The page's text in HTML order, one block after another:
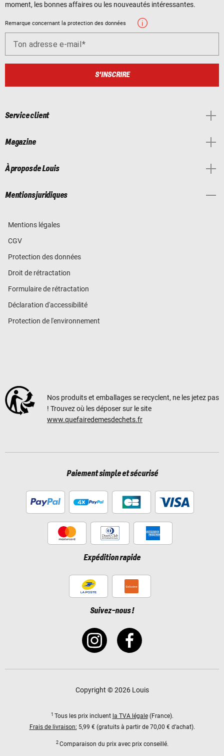
moment, les bonnes affaires ou les nouveautés intéressantes.
Remarque concernant la protection des données
Ton adresse e-mail
S'INSCRIRE
Service client
Magazine
À propos de Louis
Mentions juridiques
Mentions légales
CGV
Protection des données
Droit de rétractation
Formulaire de rétractation
Déclaration d'accessibilité
Protection de l'environnement
Nos produits et emballages se recyclent, ne les jetez pas
! Trouvez où les déposer sur le site
www.quefairedemesdechets.fr
Paiement simple et sécurisé
Expédition rapide
Suivez-nous !
Copyright © 2026 Louis
1 Tous les prix incluent la TVA légale(France).
Frais de livraison: 5,99 € (gratuits à partir de 70,00 € d’achat).
2 Comparaison du prix avec prix conseillé.